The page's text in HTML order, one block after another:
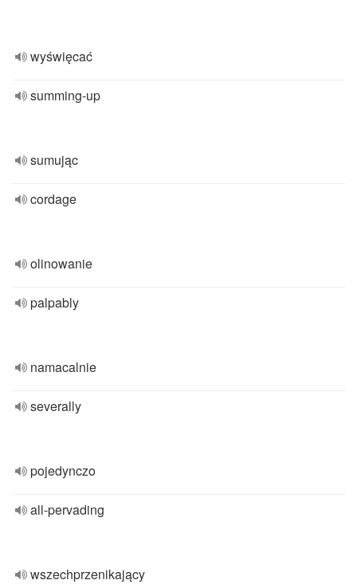
wyświęcać
summing-up
sumując
cordage
olinowanie
palpably
namacalnie
severally
pojedynczo
all-pervading
wszechprzenikający